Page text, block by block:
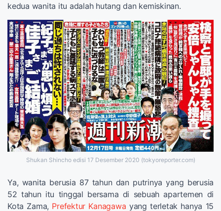
kedua wanita itu adalah hutang dan kemiskinan.
Shukan Shincho edisi 17 Desember 2020 (tokyoreporter.com)
Ya, wanita berusia 87 tahun dan putrinya yang berusia
52 tahun itu tinggal bersama di sebuah apartemen di
Kota Zama, Prefektur Kanagawa yang terletak hanya 15